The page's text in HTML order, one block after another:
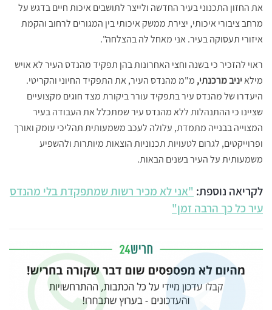
את החזון התכנוני בעיר החדשה ולייצר לתושבים איכות חיים בדגש על
מרחב ציבורי איכותי, יצירת ממשק איכותי בין המגורים לרחוב והקמת
איזורי תעסוקה בעיר. אני מאחל לה בהצלחה".
ראוי להזכיר כי בשנה וחצי האחרונות בהן תפקיד מהנדס העיר לא אויש
מילאיניב מרכנתי, מ"מ מהנדס העיר, את התפקיד החיוני והקריטי.
היעדרו של מהנדס עיר בתפקיד עורר ביקורת מצד חוגים מקצועיים
שציינו כי ההתנהלות ללא מהנדס עיר שמתכלל את העבודה בעיר
המצוייה בבנייה מתמדת, עלולה לעכב משמעותית תהליכי עומק ואורך
ופרוייקטים, לגרום לטעויות תכנוניות הוצאות מיותרות ולהשפיע
משמעותית על העיר בשנים הבאות.
לקריאה נוספת: "אני לא מכיר רשות שמתפקדת בלי מהנדס
עיר כל כך הרבה זמן"